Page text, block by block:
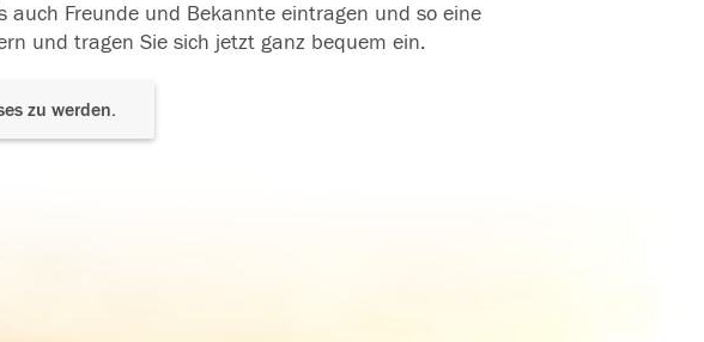
Freunde und Bekannte eintragen und so eine
und tragen Sie sich jetzt ganz bequem ein.
zu werden.